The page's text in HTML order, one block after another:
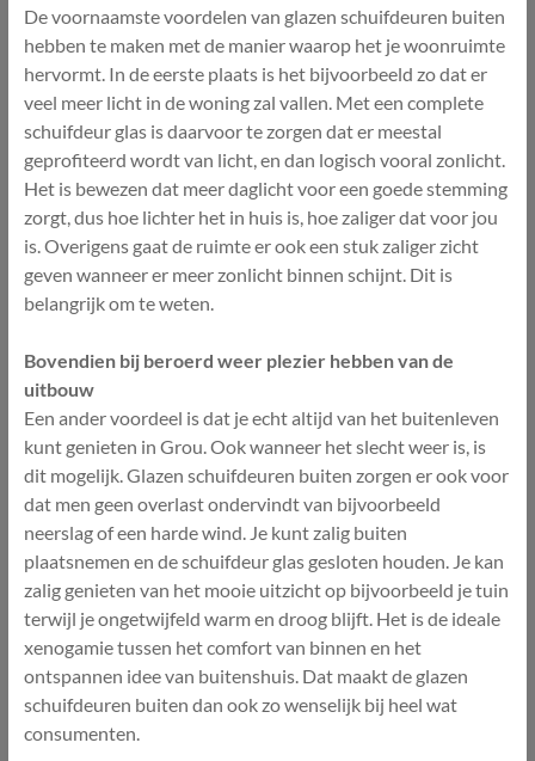
De voornaamste voordelen van glazen schuifdeuren buiten
hebben te maken met de manier waarop het je woonruimte
hervormt. In de eerste plaats is het bijvoorbeeld zo dat er
veel meer licht in de woning zal vallen. Met een complete
schuifdeur glas is daarvoor te zorgen dat er meestal
geprofiteerd wordt van licht, en dan logisch vooral zonlicht.
Het is bewezen dat meer daglicht voor een goede stemming
zorgt, dus hoe lichter het in huis is, hoe zaliger dat voor jou
is. Overigens gaat de ruimte er ook een stuk zaliger zicht
geven wanneer er meer zonlicht binnen schijnt. Dit is
belangrijk om te weten.
Bovendien bij beroerd weer plezier hebben van de
uitbouw
Een ander voordeel is dat je echt altijd van het buitenleven
kunt genieten in Grou. Ook wanneer het slecht weer is, is
dit mogelijk. Glazen schuifdeuren buiten zorgen er ook voor
dat men geen overlast ondervindt van bijvoorbeeld
neerslag of een harde wind. Je kunt zalig buiten
plaatsnemen en de schuifdeur glas gesloten houden. Je kan
zalig genieten van het mooie uitzicht op bijvoorbeeld je tuin
terwijl je ongetwijfeld warm en droog blijft. Het is de ideale
xenogamie tussen het comfort van binnen en het
ontspannen idee van buitenshuis. Dat maakt de glazen
schuifdeuren buiten dan ook zo wenselijk bij heel wat
consumenten.